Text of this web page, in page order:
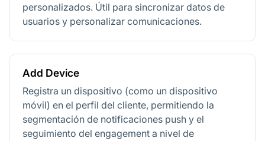
personalizados. Útil para sincronizar datos de
usuarios y personalizar comunicaciones.
Add Device
Registra un dispositivo (como un dispositivo
móvil) en el perfil del cliente, permitiendo la
segmentación de notificaciones push y el
seguimiento del engagement a nivel de